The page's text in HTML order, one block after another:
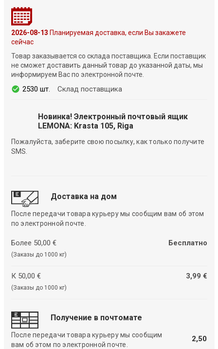
2026-08-13 Планируемая доставка, если Вы закажете
сейчас
Товар заказывается со склада поставщика. Если поставщик
не сможет доставить данный товар до указанной даты, мы
информируем Вас по электронной почте.
2530 шт. Склад поставщика
Новинка! Электронный почтовый ящик
LEMONA: Krasta 105, Riga
Пожалуйста, заберите свою посылку, как только получите
SMS.
Доставка на дом
После передачи товара курьеру мы сообщим вам об этом
по электронной почте.
Более 50,00 €
(Заказы до 1000 кг)
Бесплатно
К 50,00 €
(Заказы до 1000 кг)
3,99 €
Получение в почтомате
После передачи товара курьеру мы сообщим
вам об этом по электронной почте.
2,50